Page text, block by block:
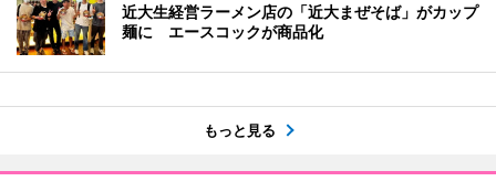
近大生経営ラーメン店の「近大まぜそば」がカップ
麺に エースコックが商品化
もっと見る